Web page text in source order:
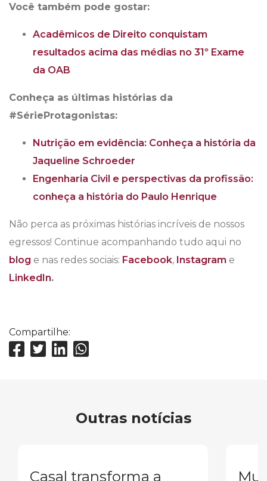
Você também pode gostar:
Acadêmicos de Direito conquistam
resultados acima das médias no 31º Exame
da OAB
Conheça as últimas histórias da
#SérieProtagonistas:
Nutrição em evidência: Conheça a história da
Jaqueline Schroeder
Engenharia Civil e perspectivas da profissão:
conheça a história do Paulo Henrique
Não perca as próximas histórias incríveis de nossos
egressos! Continue acompanhando tudo aqui no
blog e nas redes sociais: Facebook, Instagram e
LinkedIn.
Compartilhe:
Outras notícias
Casal transforma a